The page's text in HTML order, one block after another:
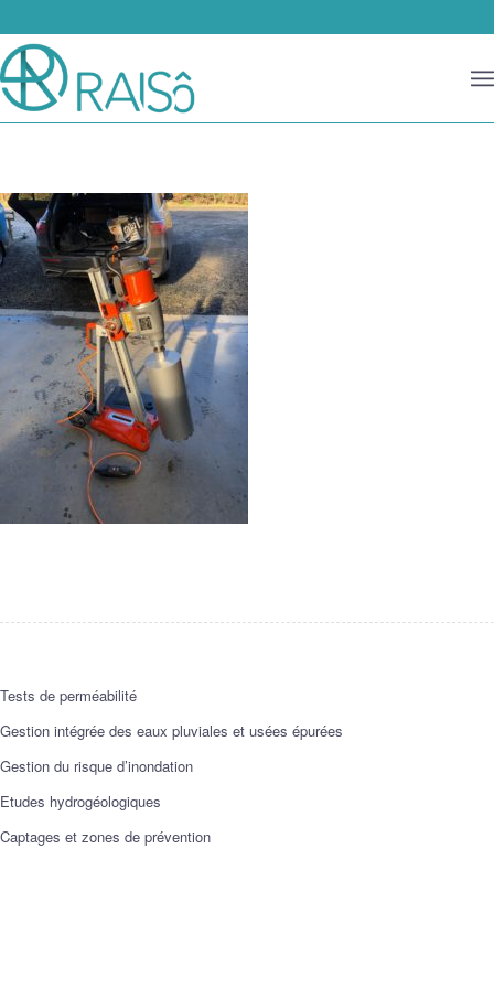
Tests de perméabilité
Gestion intégrée des eaux pluviales et usées épurées
Gestion du risque d’inondation
Etudes hydrogéologiques
Captages et zones de prévention